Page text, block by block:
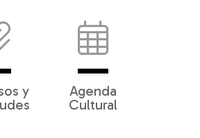
y
Agenda
Cultural